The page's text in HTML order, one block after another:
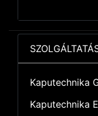
Kaputechnika
Kaputechnika